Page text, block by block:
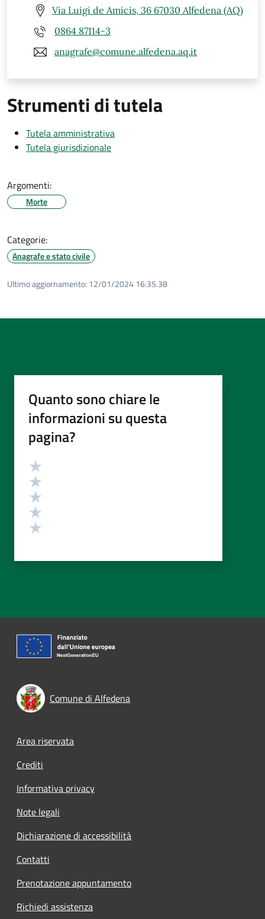
Via Luigi de Amicis, 36 67030 Alfedena (AQ)
0864 87114-3
anagrafe@comune.alfedena.aq.it
Strumenti di tutela
Tutela amministrativa
Tutela giurisdizionale
Argomenti:
Morte
Categorie:
Anagrafe e stato civile
Ultimo aggiornamento: 12/01/2024 16:35.38
Quanto sono chiare le
informazioni su questa
pagina?
Valutazione
Comune di Alfedena
Footer menu
Area riservata
Crediti
Informativa privacy
Note legali
Dichiarazione di accessibilità
Contatti
Prenotazione appuntamento
Richiedi assistenza